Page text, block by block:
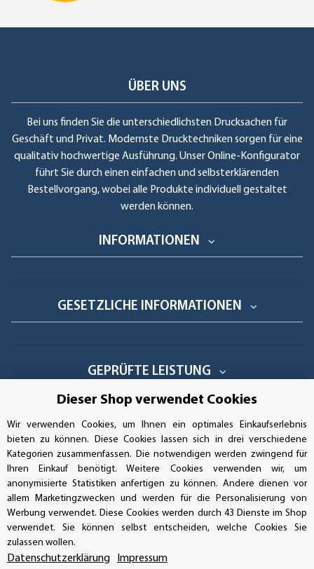
ÜBER UNS
Bei uns finden Sie die unterschiedlichsten Drucksachen für
Geschäft und Privat. Modernste Drucktechniken sorgen für eine
qualitativ hochwertige Ausführung. Unser Online-Konfigurator
führt Sie durch einen einfachen und selbsterklärenden
Bestellvorgang, wobei alle Produkte individuell gestaltet
werden können.
INFORMATIONEN
GESETZLICHE INFORMATIONEN
GEPRÜFTE LEISTUNG
AUFKLEBERDEALER STORE
Handwerkerring 1, D-39326 Wolmirstedt
Bestellungen/Support: +49 (0)39-201-28-98-10
info@aufkleberdealer.de
Dieser Shop verwendet Cookies
Wir verwenden Cookies, um Ihnen ein optimales Einkaufserlebnis
bieten zu können. Diese Cookies lassen sich in drei verschiedene
Kategorien zusammenfassen. Die notwendigen werden zwingend für
Ihren Einkauf benötigt. Weitere Cookies verwenden wir, um
anonymisierte Statistiken anfertigen zu können. Andere dienen vor
allem Marketingzwecken und werden für die Personalisierung von
Werbung verwendet. Diese Cookies werden durch 43 Dienste im Shop
verwendet. Sie können selbst entscheiden, welche Cookies Sie
zulassen wollen.
Datenschutzerklärung Impressum